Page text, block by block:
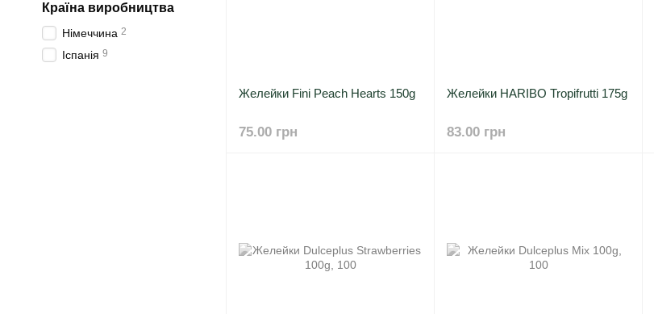
Желейки Fini Peach Hearts 150g
75.00 грн
Желейки HARIBO Tropifrutti 175g
83.00 грн
Країна виробництва
Німеччина 2
Іспанія 9